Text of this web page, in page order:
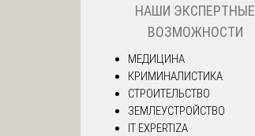
НАШИ ЭКСПЕРТНЫЕ
ВОЗМОЖНОСТИ
МЕДИЦИНА
КРИМИНАЛИСТИКА
СТРОИТЕЛЬСТВО
ЗЕМЛЕУСТРОЙСТВО
IT EXPERTIZA